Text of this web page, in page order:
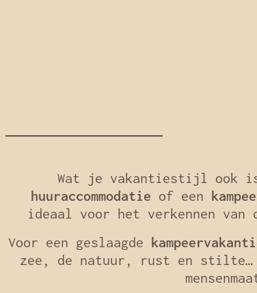
Wat je vakantiestijl ook
huuraccommodatie of een
ideaal voor het verkennen van
Voor een geslaagde
zee, de natuur, rust en stilte…